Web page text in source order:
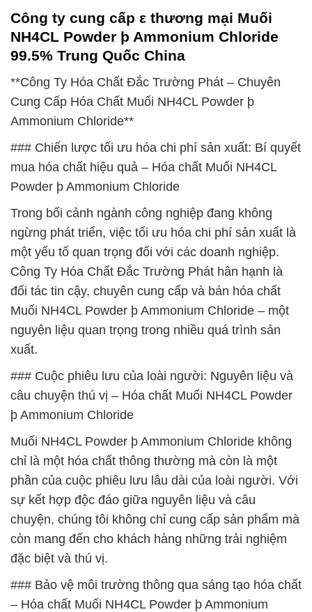
Công ty cung cấp ε thương mại Muối
NH4CL Powder þ Ammonium Chloride
99.5% Trung Quốc China
**Công Ty Hóa Chất Đắc Trường Phát – Chuyên
Cung Cấp Hóa Chất Muối NH4CL Powder þ
Ammonium Chloride**
### Chiến lược tối ưu hóa chi phí sản xuất: Bí quyết
mua hóa chất hiệu quả – Hóa chất Muối NH4CL
Powder þ Ammonium Chloride
Trong bối cảnh ngành công nghiệp đang không
ngừng phát triển, việc tối ưu hóa chi phí sản xuất là
một yếu tố quan trọng đối với các doanh nghiệp.
Công Ty Hóa Chất Đắc Trường Phát hân hạnh là
đối tác tin cậy, chuyên cung cấp và bán hóa chất
Muối NH4CL Powder þ Ammonium Chloride – một
nguyên liệu quan trọng trong nhiều quá trình sản
xuất.
### Cuộc phiêu lưu của loài người: Nguyên liệu và
câu chuyện thú vị – Hóa chất Muối NH4CL Powder
þ Ammonium Chloride
Muối NH4CL Powder þ Ammonium Chloride không
chỉ là một hóa chất thông thường mà còn là một
phần của cuộc phiêu lưu lâu dài của loài người. Với
sự kết hợp độc đáo giữa nguyên liệu và câu
chuyện, chúng tôi không chỉ cung cấp sản phẩm mà
còn mang đến cho khách hàng những trải nghiệm
đặc biệt và thú vị.
### Bảo vệ môi trường thông qua sáng tạo hóa chất
– Hóa chất Muối NH4CL Powder þ Ammonium